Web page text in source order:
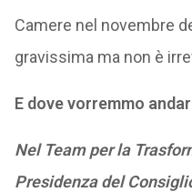
Camere nel novembre
gravissima ma non è
E dove vorremmo
Nel Team per la
Presidenza del